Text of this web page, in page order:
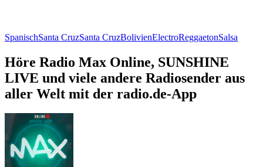
SpanischSanta CruzSanta CruzBolivienElectroReggaetonSalsa
Höre Radio Max Online, SUNSHINE
LIVE und viele andere Radiosender aus
aller Welt mit der radio.de-App